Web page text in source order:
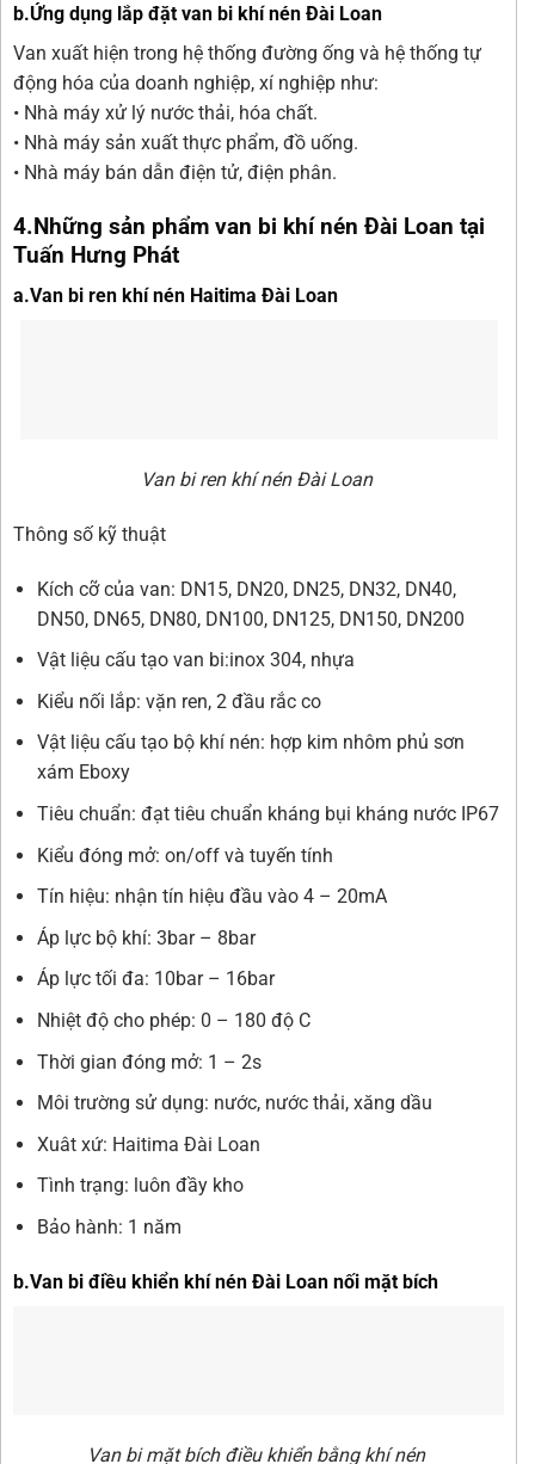
b.Ứng dụng lắp đặt van bi khí nén Đài Loan
Van xuất hiện trong hệ thống đường ống và hệ thống tự
động hóa của doanh nghiệp, xí nghiệp như:
• Nhà máy xử lý nước thải, hóa chất.
• Nhà máy sản xuất thực phẩm, đồ uống.
• Nhà máy bán dẫn điện tử, điện phân.
4.Những sản phẩm van bi khí nén Đài Loan tại
Tuấn Hưng Phát
a.Van bi ren khí nén Haitima Đài Loan
Van bi ren khí nén Đài Loan
Thông số kỹ thuật
Kích cỡ của van: DN15, DN20, DN25, DN32, DN40,
DN50, DN65, DN80, DN100, DN125, DN150, DN200
Vật liệu cấu tạo van bi:inox 304, nhựa
Kiểu nối lắp: vặn ren, 2 đầu rắc co
Vật liệu cấu tạo bộ khí nén: hợp kim nhôm phủ sơn
xám Eboxy
Tiêu chuẩn: đạt tiêu chuẩn kháng bụi kháng nước IP67
Kiểu đóng mở: on/off và tuyến tính
Tín hiệu: nhận tín hiệu đầu vào 4 – 20mA
Áp lực bộ khí: 3bar – 8bar
Áp lực tối đa: 10bar – 16bar
Nhiệt độ cho phép: 0 – 180 độ C
Thời gian đóng mở: 1 – 2s
Môi trường sử dụng: nước, nước thải, xăng dầu
Xuât xứ: Haitima Đài Loan
Tình trạng: luôn đầy kho
Bảo hành: 1 năm
b.Van bi điều khiển khí nén Đài Loan nối mặt bích
Van bi mặt bích điều khiển bằng khí nén